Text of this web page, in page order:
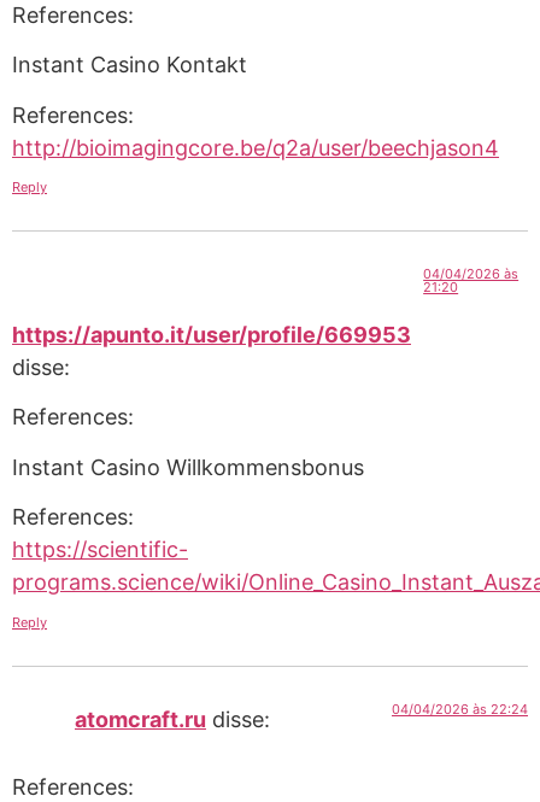
References:
Instant Casino Kontakt
References:
http://bioimagingcore.be/q2a/user/beechjason4
Reply
https://apunto.it/user/profile/669953
disse:
04/04/2026 às
21:20
References:
Instant Casino Willkommensbonus
References:
https://scientific-
programs.science/wiki/
Reply
atomcraft.ru disse: 04/04/2026 às 22:24
References: